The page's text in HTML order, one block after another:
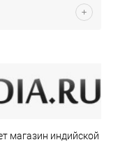
магазин индийской